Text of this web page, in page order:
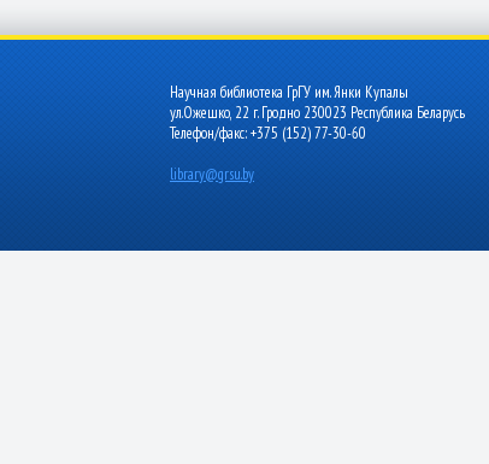
Научная библиотека ГрГУ им. Янки Купалы
ул.Ожешко, 22 г. Гродно 230023 Республика Беларусь
Телефон/факс: +375 (152) 77-30-60
library@grsu.by